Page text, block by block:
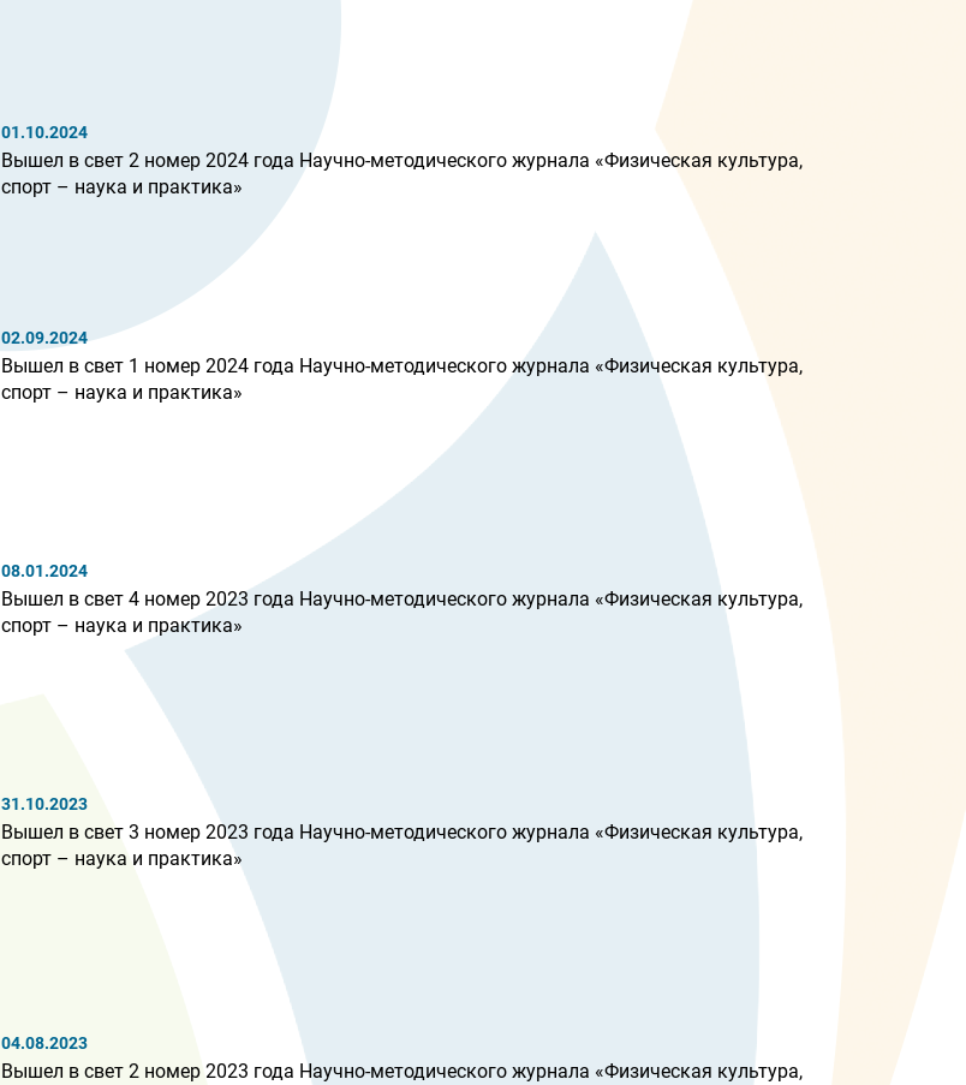
01.10.2024
Вышел в свет 2 номер 2024 года Научно-методического журнала «Физическая культура,
спорт – наука и практика»
02.09.2024
Вышел в свет 1 номер 2024 года Научно-методического журнала «Физическая культура,
спорт – наука и практика»
08.01.2024
Вышел в свет 4 номер 2023 года Научно-методического журнала «Физическая культура,
спорт – наука и практика»
31.10.2023
Вышел в свет 3 номер 2023 года Научно-методического журнала «Физическая культура,
спорт – наука и практика»
04.08.2023
Вышел в свет 2 номер 2023 года Научно-методического журнала «Физическая культура,